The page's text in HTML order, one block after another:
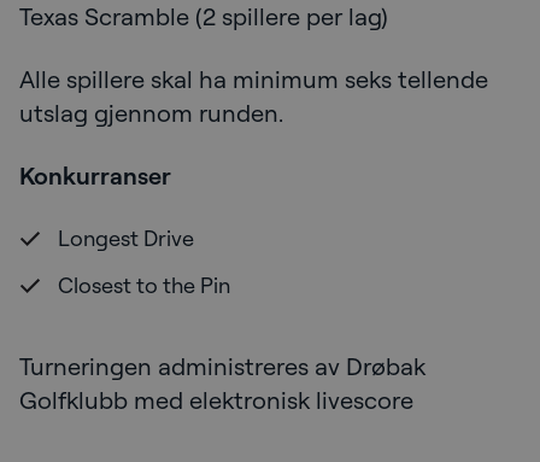
Texas Scramble (2 spillere per lag)
Alle spillere skal ha minimum seks tellende
utslag gjennom runden.
Konkurranser
Longest Drive
Closest to the Pin
Turneringen administreres av Drøbak
Golfklubb med elektronisk livescore